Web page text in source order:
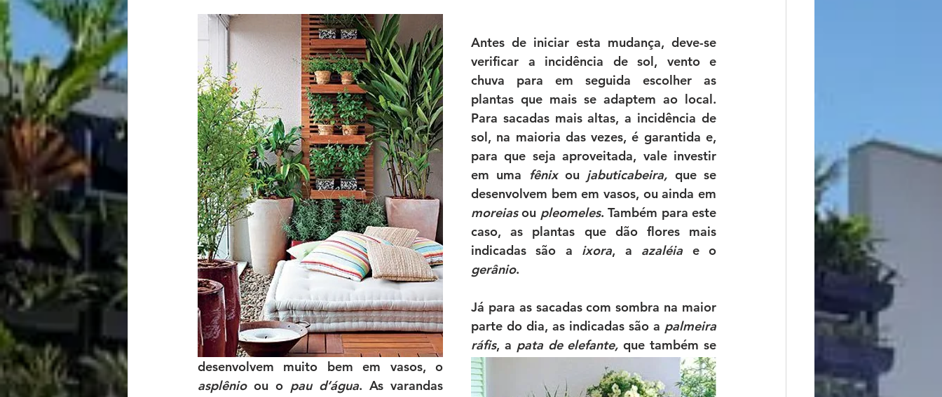
​Antes de iniciar esta mudança, deve-se
verificar a incidência de sol, vento e
chuva para em seguida escolher as
plantas que mais se adaptem ao local.
Para sacadas mais altas, a incidência de
sol, na maioria das vezes, é garantida e,
para que seja aproveitada, vale investir
em uma
fênix ou jabuticabeira, que se
moreias ou pleomeles. Também para este
caso, as plantas que dão flores mais
indicadas são a ixora, a azaléia
gerânio.
Já para as sacadas com sombra na maior
parte do dia, as indicadas são a palmeira
ráfis, a pata de elefante, que também se
asplênio ou o pau d’água. As varandas